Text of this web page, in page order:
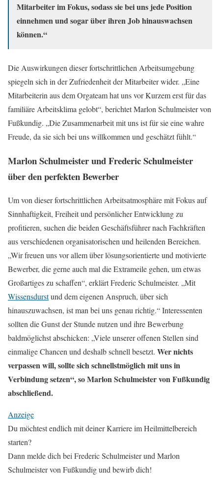
Mitarbeiter im Fokus, sodass sie bei uns jede Position
einnehmen und sogar über ihren Job hinauswachsen
können.“
Die Auswirkungen dieser fortschrittlichen Arbeitsumgebung
spiegeln sich in der Zufriedenheit der Mitarbeiter wider. „Eine
Mitarbeiterin aus dem Orgateam hat uns vor Kurzem erst für das
familiäre Arbeitsklima gelobt“, berichtet Marlon Schulmeister von
Fußkundig. „Die Zusammenarbeit mit uns ist für sie eine wahre
Freude, da sie sich bei uns willkommen und geschätzt fühlt.“
Marlon Schulmeister und Frederic Schulmeister
über den perfekten Bewerber
Um von dieser fortschrittlichen Arbeitsatmosphäre mit Fokus auf
Sinnhaftigkeit, Freiheit und persönlicher Entwicklung zu
profitieren, suchen die beiden Geschäftsführer nach Fachkräften
aus verschiedenen organisatorischen und heilenden Bereichen.
„Wir freuen uns vor allem über lösungsorientierte und motivierte
Bewerber, die gerne auch mal die Extrameile gehen, um etwas
Großartiges zu schaffen“, erklärt Frederic Schulmeister. „Mit
Wissensdurstund dem eigenen Anspruch, über sich
hinauszuwachsen, ist man bei uns genau richtig.“ Interessenten
sollten die Gunst der Stunde nutzen und ihre Bewerbung
baldmöglichst abschicken: „Viele unserer offenen Stellen sind
einmalige Chancen und deshalb schnell besetzt. Wer nichts
verpassen will, sollte sich schnellstmöglich mit uns in
Verbindung setzen“, so Marlon Schulmeister von Fußkundig
abschließend.
Anzeige
Du möchtest endlich mit deiner Karriere im Heilmittelbereich
starten?
Dann melde dich bei Frederic Schulmeister und Marlon
Schulmeister von Fußkundig und bewirb dich!